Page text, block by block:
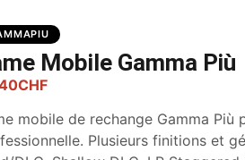
Mobile Gamma Più
CHF
mobile de rechange Gamma Più
Plusieurs finitions et